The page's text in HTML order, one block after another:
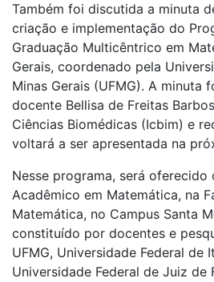
Também foi discutida a minuta
criação e implementação do
Graduação Multicêntrico em
Gerais, coordenado pela
Minas Gerais (UFMG). A minuta
docente Bellisa de Freitas
Ciências Biomédicas (Icbim) e
voltará a ser apresentada na
Nesse programa, será
Acadêmico em Matemática, na
Matemática, no Campus Santa
constituído por docentes e
UFMG, Universidade Federal de
Universidade Federal de Juiz de